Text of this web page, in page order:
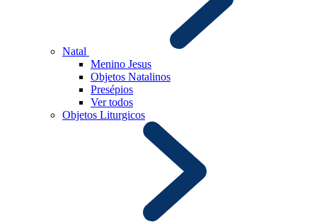
Natal
Menino Jesus
Objetos Natalinos
Presépios
Ver todos
Objetos Liturgicos